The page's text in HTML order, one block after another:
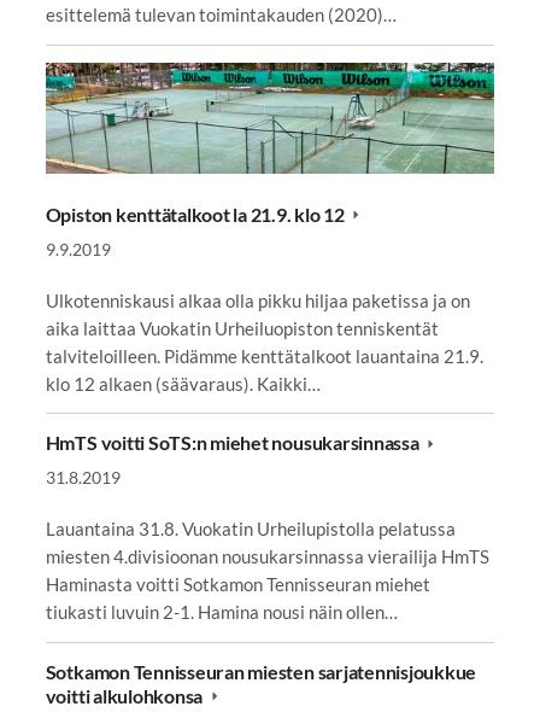
esittelemä tulevan toimintakauden (2020)…
Opiston kenttätalkoot la 21.9. klo 12
9.9.2019
Ulkotenniskausi alkaa olla pikku hiljaa paketissa ja on
aika laittaa Vuokatin Urheiluopiston tenniskentät
talviteloilleen. Pidämme kenttätalkoot lauantaina 21.9.
klo 12 alkaen (säävaraus). Kaikki…
HmTS voitti SoTS:n miehet nousukarsinnassa
31.8.2019
Lauantaina 31.8. Vuokatin Urheilupistolla pelatussa
miesten 4.divisioonan nousukarsinnassa vierailija HmTS
Haminasta voitti Sotkamon Tennisseuran miehet
tiukasti luvuin 2-1. Hamina nousi näin ollen…
Sotkamon Tennisseuran miesten sarjatennisjoukkue
voitti alkulohkonsa